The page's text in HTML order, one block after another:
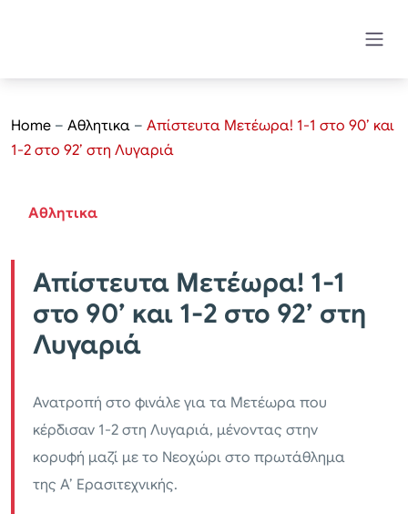
Home – Αθλητικα – Απίστευτα Μετέωρα! 1-1 στο 90’ και
1-2 στο 92’ στη Λυγαριά
Αθλητικα
Απίστευτα Μετέωρα! 1-1
στο 90’ και 1-2 στο 92’ στη
Λυγαριά
Ανατροπή στο φινάλε για τα Μετέωρα που
κέρδισαν 1-2 στη Λυγαριά, μένοντας στην
κορυφή μαζί με το Νεοχώρι στο πρωτάθλημα
της Α’ Ερασιτεχνικής.